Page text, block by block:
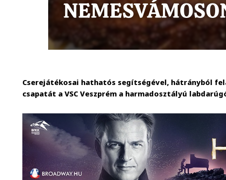
Cserejátékosai hathatós segítségével, hátrányból
csapatát a VSC Veszprém a harmadosztályú